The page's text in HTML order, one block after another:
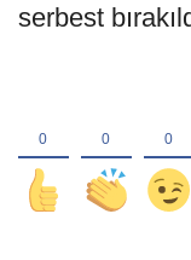
serbest